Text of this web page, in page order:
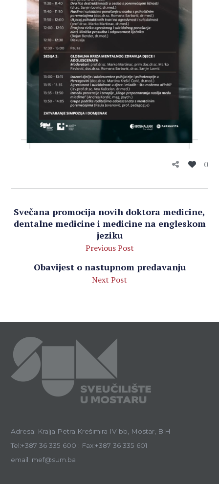
0
Svečana promocija novih doktora medicine,
dentalne medicine i medicine na engleskom
jeziku
Previous Post
Obavijest o nastupnom predavanju
Next Post
Adresa: Kralja Petra Krešimira IV bb, Mostar, BiH
Tel:+387 36 335 600 : Fax:+387 36 335 601
email: mef@sum.ba